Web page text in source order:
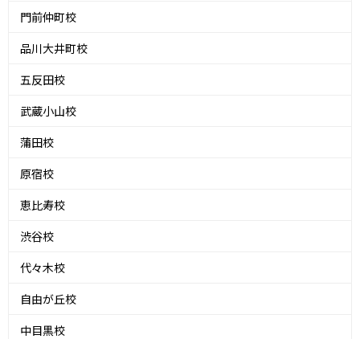
門前仲町校
品川大井町校
五反田校
武蔵小山校
蒲田校
原宿校
恵比寿校
渋谷校
代々木校
自由が丘校
中目黒校